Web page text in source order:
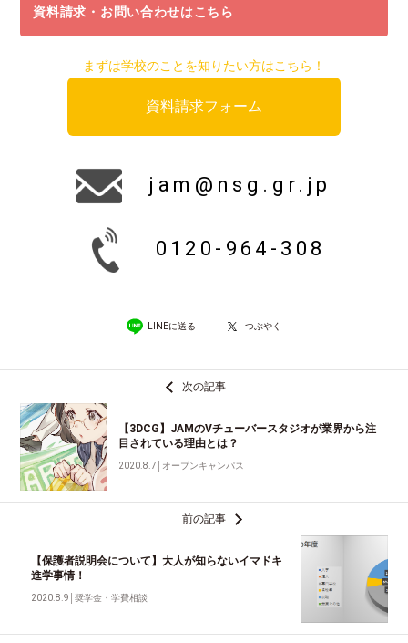
資料請求・お問い合わせはこちら
まずは学校のことを知りたい方はこちら！
資料請求フォーム
jam@nsg.gr.jp
0120-964-308
LINEに送る つぶやく
次の記事
【3DCG】JAMのVチューバースタジオが業界から注
目されている理由とは？
2020.8.7 オープンキャンパス
前の記事
【保護者説明会について】大人が知らないイマドキ
進学事情！
2020.8.9 │奨学金・学費相談